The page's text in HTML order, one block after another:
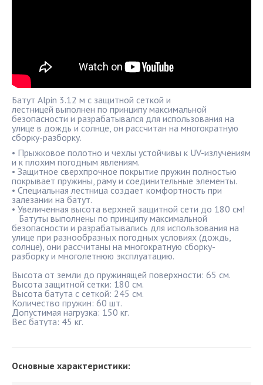
Батут Alpin 3.12 м с защитной сеткой и
лестницей выполнен по принципу максимальной
безопасности и разрабатывался для использования на
улице в дождь и солнце, он рассчитан на многократную
сборку-разборку.
• Прыжковое полотно и чехлы устойчивы к UV-излучениям
и к плохим погодным явлениям.
• Защитное сверхпрочное покрытие пружин полностью
покрывает пружины, раму и соединительные элементы.
• Специальная лестница создает комфортность при
залезании на батут.
• Увеличенная высота верхней защитной сети до 180 см!
Батуты выполнены по принципу максимальной
безопасности и разрабатывались для использования на
улице при разнообразных погодных условиях (дождь,
солнце), они рассчитаны на многократную сборку-
разборку и многолетнюю эксплуатацию.
Высота от земли до пружинящей поверхности: 65 см.
Высота защитной сетки: 180 см.
Высота батута с сеткой: 245 см.
Количество пружин: 60 шт.
Допустимая нагрузка: 150 кг.
Вес батута: 45 кг.
Основные характеристики: